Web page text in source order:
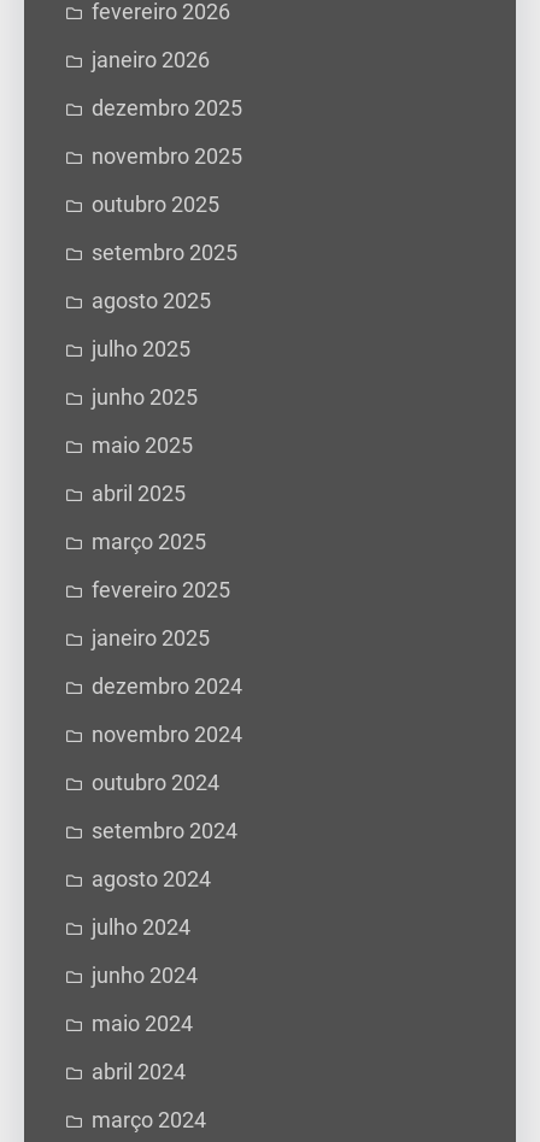
fevereiro 2026
janeiro 2026
dezembro 2025
novembro 2025
outubro 2025
setembro 2025
agosto 2025
julho 2025
junho 2025
maio 2025
abril 2025
março 2025
fevereiro 2025
janeiro 2025
dezembro 2024
novembro 2024
outubro 2024
setembro 2024
agosto 2024
julho 2024
junho 2024
maio 2024
abril 2024
março 2024